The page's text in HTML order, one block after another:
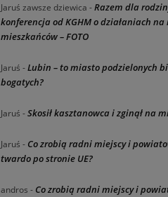
Jaruś zawsze dziewica -Razem dla
konferencja od KGHM o działaniach na
mieszkańców – FOTO
Jaruś -Lubin – to miasto podzielonych
bogatych?
Jaruś -Skosił kasztanowca i zginął na
Jaruś - Co zrobią radni miejscy i
twardo po stronie UE?
andros - Co zrobią radni miejscy i